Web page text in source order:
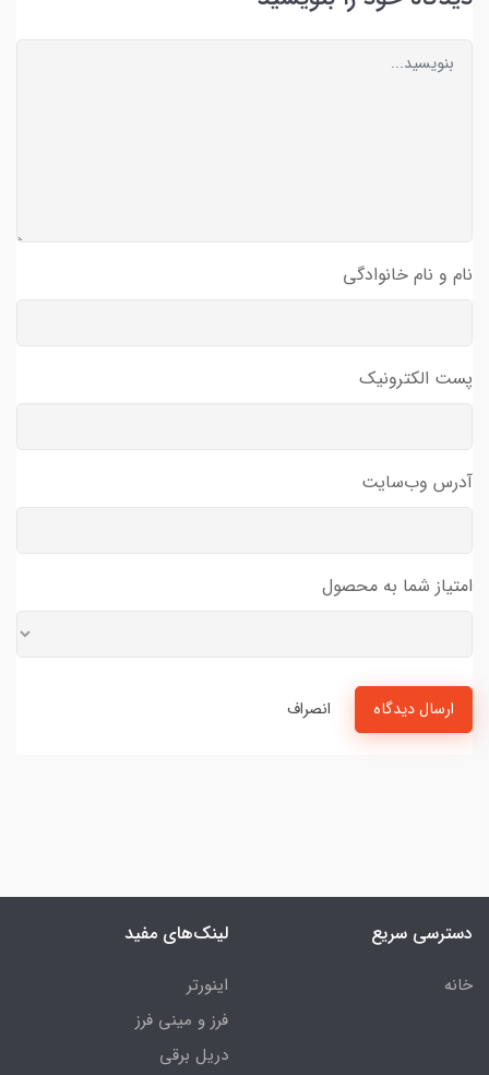
نام و نام خانوادگی
پست الکترونیک
آدرس وب‌سایت
امتیاز شما به محصول
ارسال دیدگاه انصراف
دسترسی سریع
خانه
لینک‌های مفید
اینورتر
فرز و مینی فرز
دریل برقی